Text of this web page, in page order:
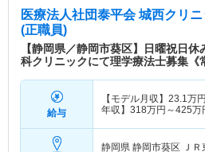
医療法人社団泰平会 城西クリニ
(正職員)
【静岡県／静岡市葵区】日曜祝日
科クリニックにて理学療法士募集《
給与
【モデル月収】 23.1 万
年収】 318万円～425万
静岡県 静岡市葵区
Ｊ